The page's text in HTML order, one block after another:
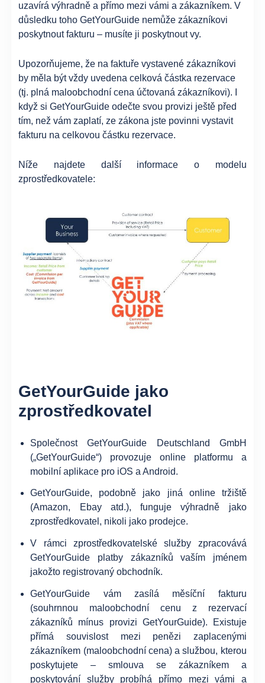
uzavírá výhradně a přímo mezi vámi a zákazníkem. V
důsledku toho GetYourGuide nemůže zákazníkovi
poskytnout fakturu – musíte ji poskytnout vy.
Upozorňujeme, že na faktuře vystavené zákazníkovi
by měla být vždy uvedena celková částka rezervace
(tj. plná maloobchodní cena účtovaná zákazníkovi). I
když si GetYourGuide odečte svou provizi ještě před
tím, než vám zaplatí, ze zákona jste povinni vystavit
fakturu na celkovou částku rezervace.
Níže najdete další informace o modelu
zprostředkovatele:
GetYourGuide jako
zprostředkovatel
Společnost GetYourGuide Deutschland GmbH
(„GetYourGuide“) provozuje online platformu a
mobilní aplikace pro iOS a Android.
GetYourGuide, podobně jako jiná online tržiště
(Amazon, Ebay atd.), funguje výhradně jako
zprostředkovatel, nikoli jako prodejce.
V rámci zprostředkovatelské služby zpracovává
GetYourGuide platby zákazníků vaším jménem
jakožto registrovaný obchodník.
GetYourGuide vám zasílá měsíční fakturu
(souhrnnou maloobchodní cenu z rezervací
zákazníků mínus provizi GetYourGuide). Existuje
přímá souvislost mezi penězi zaplacenými
zákazníkem (maloobchodní cena) a službou, kterou
poskytujete – smlouva se zákazníkem a
poskytování služby probíhá přímo mezi vámi a